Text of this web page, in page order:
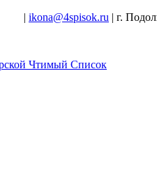
| ikona@4spisok.ru | г.